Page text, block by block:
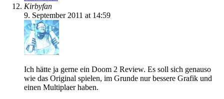
Kirbyfan
9. September 2011 at 14:59
Ich hätte ja gerne ein Doom 2 Review. Es soll sich genauso
wie das Original spielen, im Grunde nur bessere Grafik und
einen Multiplaer haben.